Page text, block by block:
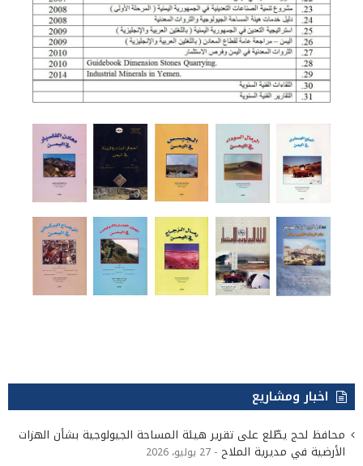
اخبار ومشاريع
محافظ لحج يطّلع على تقرير هيئة المساحة الجيولوجية بشأن الهزات
الأرضية في مديرية الملاح 27 يوليو، 2026